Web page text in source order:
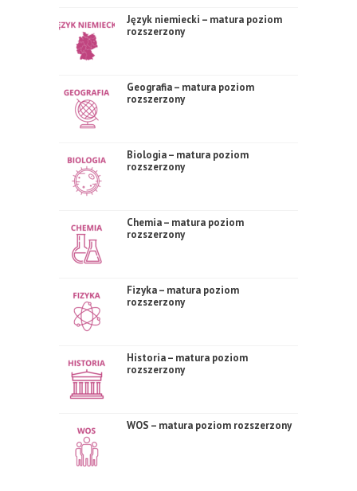
Język niemiecki – matura poziom
rozszerzony
Geografia – matura poziom
rozszerzony
Biologia – matura poziom
rozszerzony
Chemia – matura poziom
rozszerzony
Fizyka – matura poziom
rozszerzony
Historia – matura poziom
rozszerzony
WOS – matura poziom rozszerzony